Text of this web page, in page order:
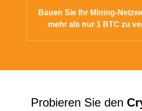
Bauen Sie Ihr Mining-
mehr als nur 1 BTC zu
Probieren Sie den